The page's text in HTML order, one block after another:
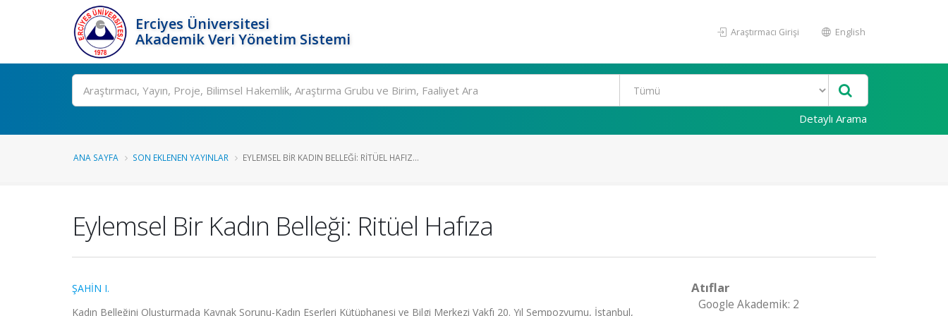
Erciyes Üniversitesi
Akademik Veri Yönetim Sistemi
Araştırmacı Girişi English
Ara
Detaylı Arama
ANA SAYFA SON EKLENEN YAYINLAR EYLEMSEL BIR KADIN BELLEĞI: RITÜEL HAFIZ...
Eylemsel Bir Kadın Belleği: Ritüel Hafıza
ŞAHİN I.
Kadın Belleğini Oluşturmada Kaynak Sorunu-Kadın Eserleri Kütüphanesi ve Bilgi Merkezi Vakfı 20. Yıl Sempozyumu, İstanbul,
Atıflar
Google Akademik: 2